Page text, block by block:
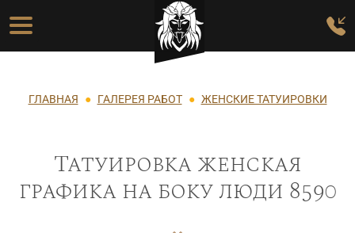
Перейти к основному содержанию
Основная навигация
Строка навигации
ГЛАВНАЯ ГАЛЕРЕЯ РАБОТ ЖЕНСКИЕ ТАТУИРОВКИ
Татуировка женская
графика на боку люди 8590